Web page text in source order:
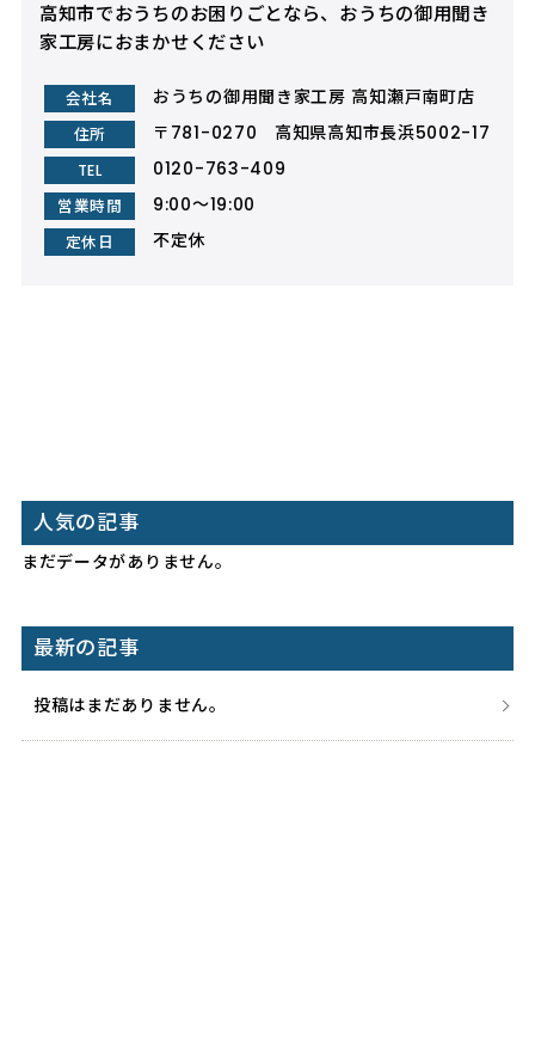
高知市でおうちのお困りごとなら、おうちの御用聞き
家工房におまかせください
会社名 おうちの御用聞き家工房 高知瀬戸南町店
住所 〒781-0270 高知県高知市長浜5002-17
TEL 0120-763-409
営業時間 9:00～19:00
定休日 不定休
人気の記事
まだデータがありません。
最新の記事
投稿はまだありません。